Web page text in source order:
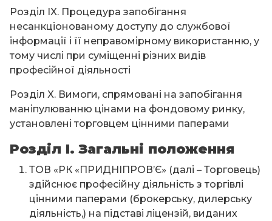
Розділ IX. Процедура запобігання
несанкціонованому доступу до службової
інформації і її неправомірному використанню, у
тому числі при суміщенні різних видів
професійної діяльності
Розділ X. Вимоги, спрямовані на запобігання
маніпулюванню цінами на фондовому ринку,
установлені торговцем цінними паперами
Розділ І. Загальні положення
ТОВ «РК «ПРИДНІПРОВ’Є» (далі – Торговець)
здійснює професійну діяльність з торгівлі
цінними паперами (брокерську, дилерську
діяльність,) на підставі ліцензій, виданих